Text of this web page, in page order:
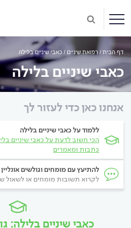
דף הבית רפואת שיניים כאבי שיניים בלילה
כאבי שיניים בלילה
אנחנו כאן כדי לעזור לך
ללמוד על כאבי שיניים בלילה
הכי חשוב לדעת על כאבי שיניים
כתבות ומאמרים
להתיעץ עם מומחים וגולשים אונליין
לקרוא תשובות מומחים או לשאול
כאבי שיניים בלילה: